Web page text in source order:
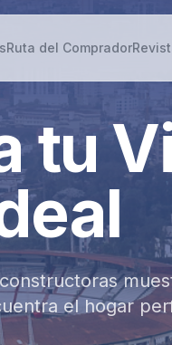
Ruta del Comprador
tu
el hogar